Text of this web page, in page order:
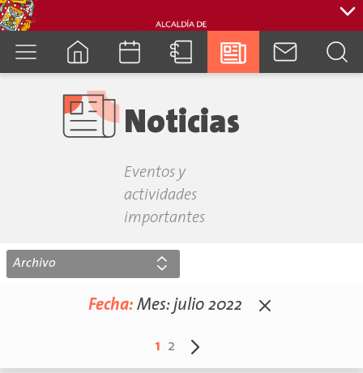
Noticias
Eventos y
actividades
importantes
Fecha: Mes:julio 2022
1 2
Archivo